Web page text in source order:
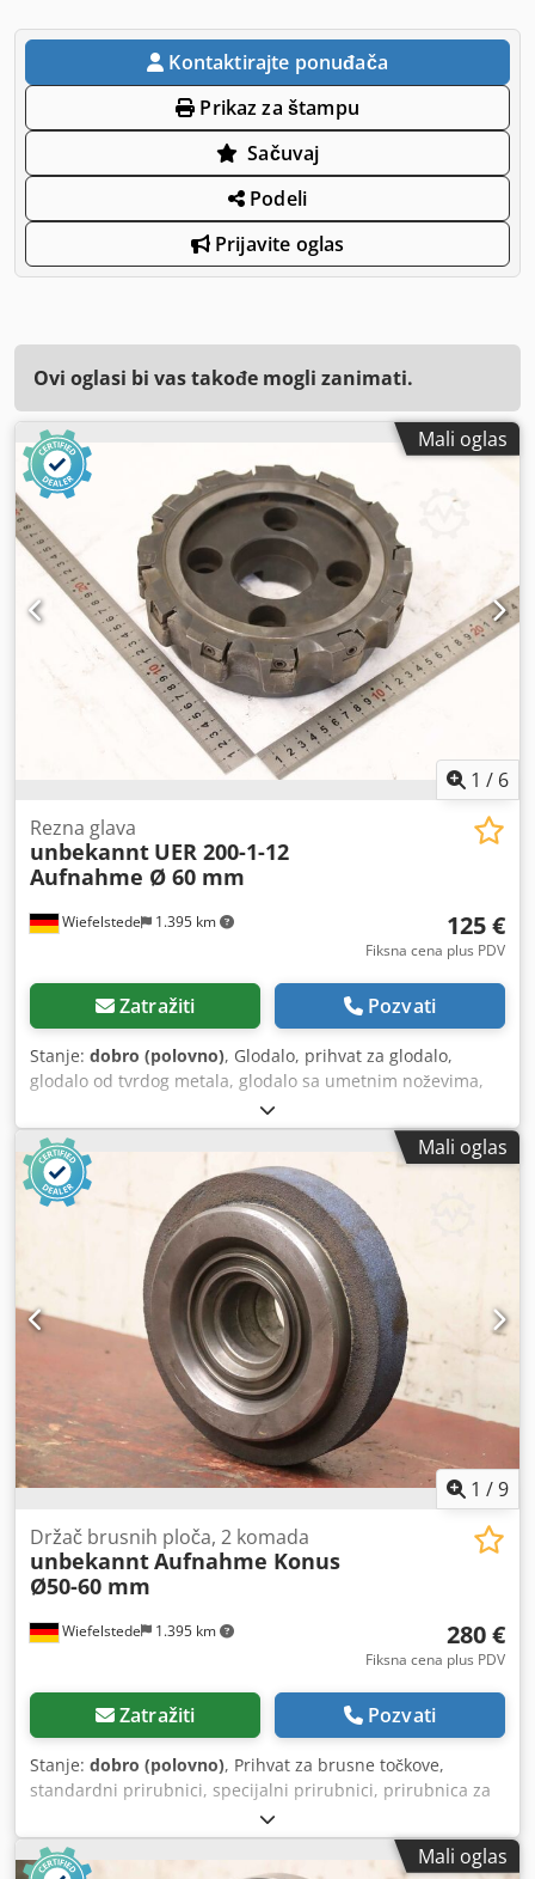
Kontaktirajte ponuđača
Prikaz za štampu
Sačuvaj
Podeli
Prijavite oglas
Ovi oglasi bi vas takođe mogli zanimati.
Mali oglas
1 / 6
Wiefelstede 1.395 km
Rezna glava
unbekannt UER 200-1-12
Aufnahme Ø 60 mm
125 €
Fiksna cena plus PDV
Zatražiti Pozvati
Stanje: dobro (polovno), Glodalo, prihvat za glodalo,
glodalo od tvrdog metala, glodalo sa umetnim noževima,
ravno glodalo, glodalo, glodalo sa noževima, ravno glodalo,
ugaono glodalo. - Ravno glodalo: Glodalo sa noževima - Tip:
UER 200-1-12 - Prihvat: Ø 60 mm / Prečnik kruga rupa Ø
102 x 18 mm - Dimenzije: Ø 200 x 62 mm Cjdpszqyw Isfx
Aqwjrf - Težina: 8,7 kg
Mali oglas
1 /9
Wiefelstede 1.395 km
Držač brusnih ploča, 2 komada
unbekanntAufnahme Konus
Ø50-60 mm
280 €
Fiksna cena plus PDV
Zatražiti Pozvati
Stanje: dobro (polovno), Prihvat za brusne točkove,
standardni prirubnici, specijalni prirubnici, prirubnica za
brusne točkove -Prihvat za brusne točkove: sa brusnim
kamenom, 2 komada -Prihvat: šuplja osovina, konus Ø 50-
60 mm -Brusni točak: Ø 225 x 40 mm -Isporuka/cena:Mali oglas